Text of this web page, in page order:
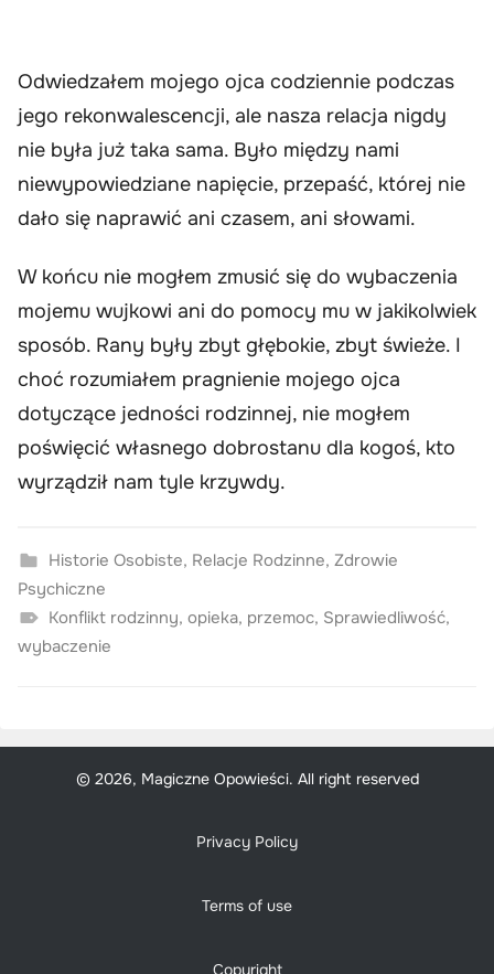
Odwiedzałem mojego ojca codziennie podczas
jego rekonwalescencji, ale nasza relacja nigdy
nie była już taka sama. Było między nami
niewypowiedziane napięcie, przepaść, której nie
dało się naprawić ani czasem, ani słowami.
W końcu nie mogłem zmusić się do wybaczenia
mojemu wujkowi ani do pomocy mu w jakikolwiek
sposób. Rany były zbyt głębokie, zbyt świeże. I
choć rozumiałem pragnienie mojego ojca
dotyczące jedności rodzinnej, nie mogłem
poświęcić własnego dobrostanu dla kogoś, kto
wyrządził nam tyle krzywdy.
Historie Osobiste, Relacje Rodzinne, Zdrowie
Psychiczne
Konflikt rodzinny, opieka, przemoc, Sprawiedliwość,
wybaczenie
© 2026, Magiczne Opowieści. All right reserved
Privacy Policy
Terms of use
Copyright